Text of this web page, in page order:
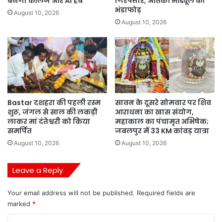
August 10, 2026
भंडाफोड़
August 10, 2026
Bastar दशहरा की पहली रस्म
शुरू, जंगल से साल की लकड़ी
लाकर मां दंतेश्वरी को किया
समर्पित
August 10, 2026
सावन के दूसरे सोमवार पर शिव
आराधना का खास संयोग,
महाकाल का पंचामृत अभिषेक;
जबलपुर में 33 KM कांवड़ यात्रा
August 10, 2026
Leave a Reply
Your email address will not be published. Required fields are
marked *